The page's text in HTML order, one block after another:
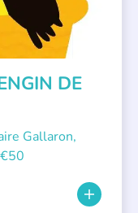
DE
Gallaron,